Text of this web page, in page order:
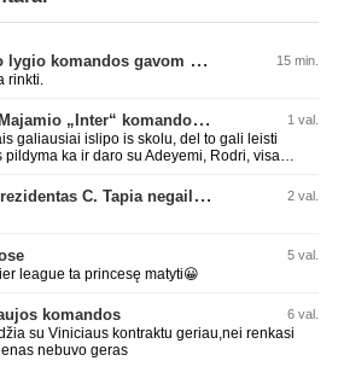
A. Tapinas: „Iš europinio lygio komandos gavom gerų pamokų“ 15 min.
rinkti.
L. Messi gerokai pakėlė Majamio „Inter“ komandos vertę 1 val.
galiausiai islipo is skolu, del to gali leisti
ka ir daro su Adeyemi, Rodri, visa
Argentinos federacijos prezidentas C. Tapia negailėjo pagyrų G. Infantino 2 val.
5 val.
league ta princesę matyti😀
komandos 6 val.
su Viniciaus kontraktu geriau,nei renkasi
nebuvo geras